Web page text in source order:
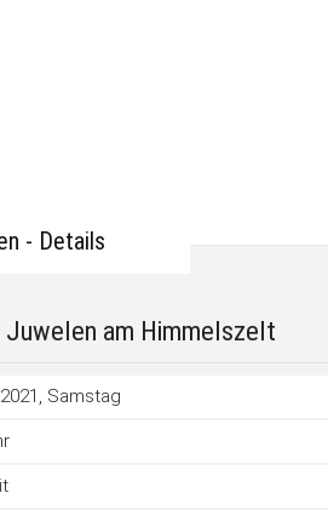
- Details
am Himmelszelt
, Samstag